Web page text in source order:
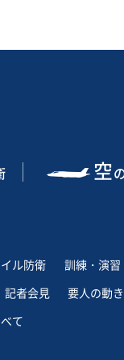
空
ル防衛
訓練・演習
記者会見
要人の動き
て